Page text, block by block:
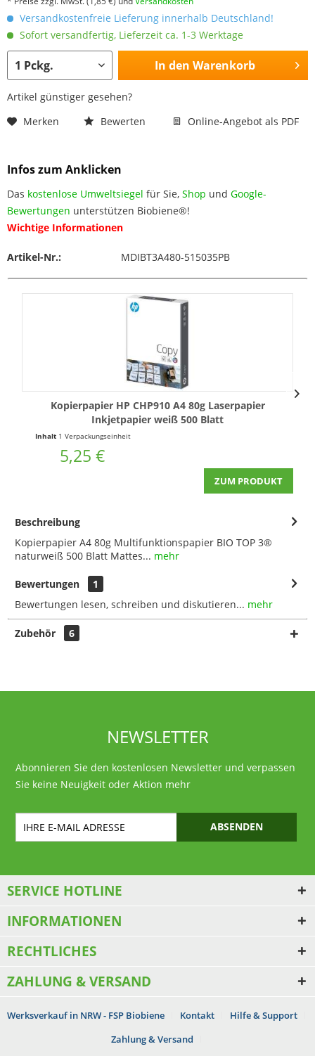
Versandkostenfreie Lieferung innerhalb Deutschland!
Sofort versandfertig, Lieferzeit ca. 1-3 Werktage
In den Warenkorb
Artikel günstiger gesehen?
Merken
Bewerten Online-Angebot als PDF
Infos zum Anklicken
Das kostenlose Umweltsiegel für Sie, Shop und Google-
Bewertungen unterstützen Biobiene®!
Wichtige Informationen
Artikel-Nr.: MDIBT3A480-515035PB
Kopierpapier HP CHP910 A4 80g Laserpapier
Inkjetpapier weiß 500 Blatt
Inhalt 1 Verpackungseinheit
5,25 €
ZUM PRODUKT
Beschreibung
Kopierpapier A4 80g Multifunktionspapier BIO TOP 3®
naturweiß 500 Blatt Mattes... mehr
Bewertungen
1
Bewertungen lesen, schreiben und diskutieren... mehr
Zubehör 6
NEWSLETTER
Abonnieren Sie den kostenlosen Newsletter und verpassen
Sie keine Neuigkeit oder Aktion mehr
ABSENDEN
SERVICE HOTLINE
INFORMATIONEN
RECHTLICHES
ZAHLUNG & VERSAND
Werksverkauf in NRW - FSP Biobiene Kontakt
Hilfe & Support
Zahlung & Versand